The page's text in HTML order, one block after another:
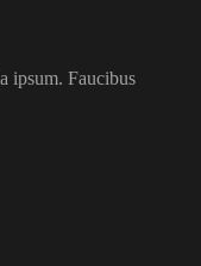
ipsum. Faucibus